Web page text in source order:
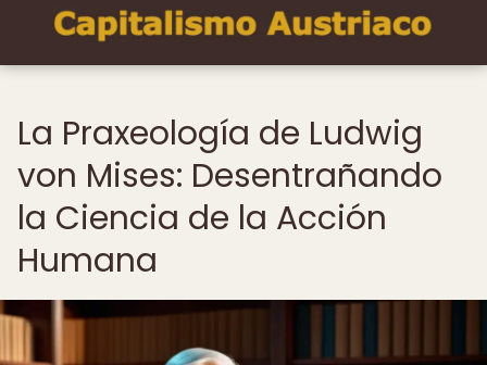
La Praxeología de Ludwig
von Mises: Desentrañando
la Ciencia de la Acción
Humana